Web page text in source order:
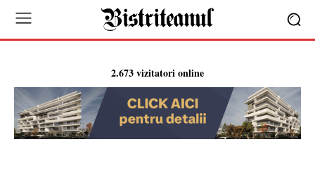
2.673 vizitatori online